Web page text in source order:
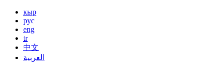
кыр
рус
eng
tr
中文
العربية